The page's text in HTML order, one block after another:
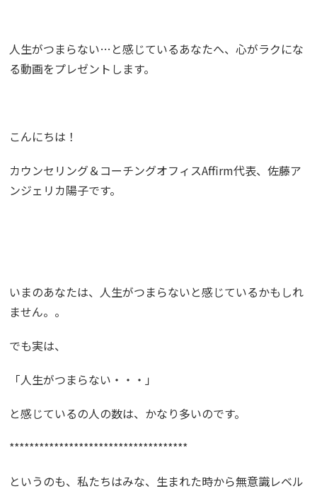
人生がつまらない…と感じているあなたへ、心がラクにな
る動画をプレゼントします。
こんにちは！
カウンセリング＆コーチングオフィスAffirm代表、佐藤ア
ンジェリカ陽子です。
いまのあなたは、人生がつまらないと感じているかもしれ
ません。。
でも実は、
「人生がつまらない・・・」
と感じているの人の数は、かなり多いのです。
************************************
というのも、私たちはみな、生まれた時から無意識レベル